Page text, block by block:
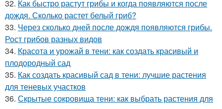
32. Как быстро растут грибы и когда появляются после
дождя. Сколько растет белый гриб?
33. Через сколько дней после дождя появляются грибы.
Рост грибов разных видов
34. Красота и урожай в тени: как создать красивый и
плодородный сад
35. Как создать красивый сад в тени: лучшие растения
для теневых участков
36. Скрытые сокровища тени: как выбрать растения для